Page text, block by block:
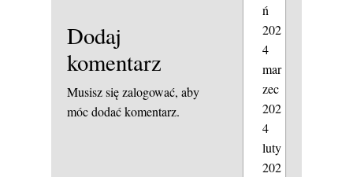
Dodaj
komentarz
Musisz sięzalogować, aby
móc dodać komentarz.
ń
202
4
mar
zec
202
4
luty
202